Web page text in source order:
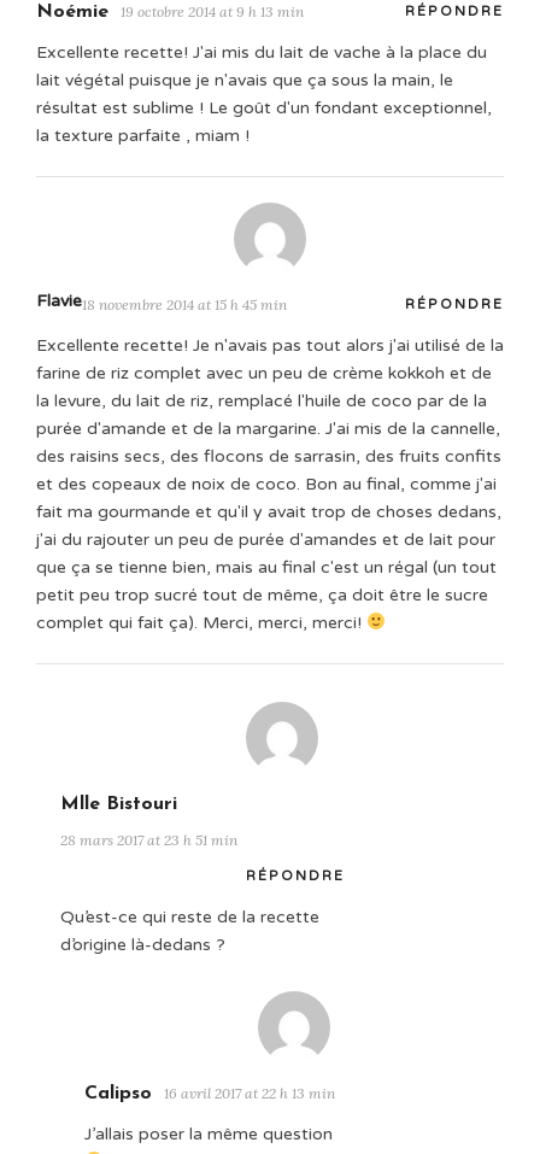
Noémie 19 octobre 2014 at 9 h 13 min RÉPONDRE
Excellente recette! J'ai mis du lait de vache à la place du
lait végétal puisque je n'avais que ça sous la main, le
résultat est sublime ! Le goût d'un fondant exceptionnel,
la texture parfaite , miam !
Flavie18 novembre 2014 at 15 h 45 min RÉPONDRE
Excellente recette! Je n'avais pas tout alors j'ai utilisé de la
farine de riz complet avec un peu de crème kokkoh et de
la levure, du lait de riz, remplacé l'huile de coco par de la
purée d'amande et de la margarine. J'ai mis de la cannelle,
des raisins secs, des flocons de sarrasin, des fruits confits
et des copeaux de noix de coco. Bon au final, comme j'ai
fait ma gourmande et qu'il y avait trop de choses dedans,
j'ai du rajouter un peu de purée d'amandes et de lait pour
que ça se tienne bien, mais au final c'est un régal (un tout
petit peu trop sucré tout de même, ça doit être le sucre
complet qui fait ça). Merci, merci, merci!
Mlle Bistouri
28 mars 2017 at 23 h 51 min
RÉPONDRE
Qu’est-ce qui reste de la recette
d’origine là-dedans ?
Calipso 16 avril 2017 at 22 h 13 min
J’allais poser la même question